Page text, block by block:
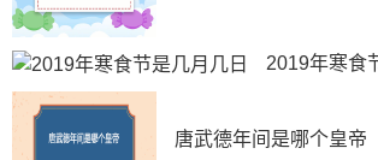
女儿，俩人都是清华北大书香门第，可
青梅竹马。
落榜，后转入北大历史系学习，在大学
1954年大学毕业后完婚，婚后两人完婚
2019年寒食
唐武德年间是哪个皇帝